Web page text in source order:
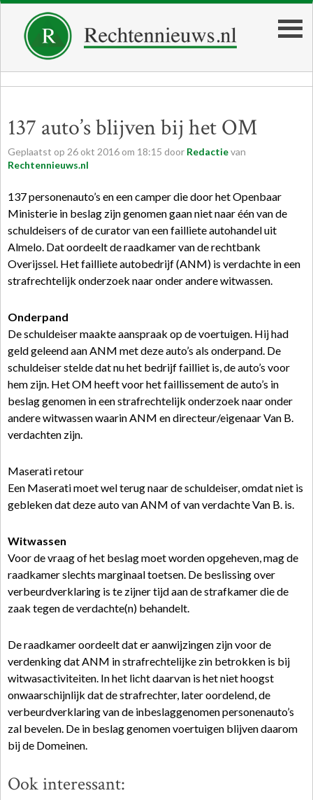
137 auto’s blijven bij het OM
Geplaatst op 26 okt 2016 om 18:15 door Redactievan
Rechtennieuws.nl
137 personenauto’s en een camper die door het Openbaar
Ministerie in beslag zijn genomen gaan niet naar één van de
schuldeisers of de curator van een failliete autohandel uit
Almelo. Dat oordeelt de raadkamer van de rechtbank
Overijssel. Het failliete autobedrijf (ANM) is verdachte in een
strafrechtelijk onderzoek naar onder andere witwassen.
Onderpand
De schuldeiser maakte aanspraak op de voertuigen. Hij had
geld geleend aan ANM met deze auto’s als onderpand. De
schuldeiser stelde dat nu het bedrijf failliet is, de auto’s voor
hem zijn. Het OM heeft voor het faillissement de auto’s in
beslag genomen in een strafrechtelijk onderzoek naar onder
andere witwassen waarin ANM en directeur/eigenaar Van B.
verdachten zijn.
Maserati retour
Een Maserati moet wel terug naar de schuldeiser, omdat niet is
gebleken dat deze auto van ANM of van verdachte Van B. is.
Witwassen
Voor de vraag of het beslag moet worden opgeheven, mag de
raadkamer slechts marginaal toetsen. De beslissing over
verbeurdverklaring is te zijner tijd aan de strafkamer die de
zaak tegen de verdachte(n) behandelt.
De raadkamer oordeelt dat er aanwijzingen zijn voor de
verdenking dat ANM in strafrechtelijke zin betrokken is bij
witwasactiviteiten. In het licht daarvan is het niet hoogst
onwaarschijnlijk dat de strafrechter, later oordelend, de
verbeurdverklaring van de inbeslaggenomen personenauto’s
zal bevelen. De in beslag genomen voertuigen blijven daarom
bij de Domeinen.
Ook interessant: